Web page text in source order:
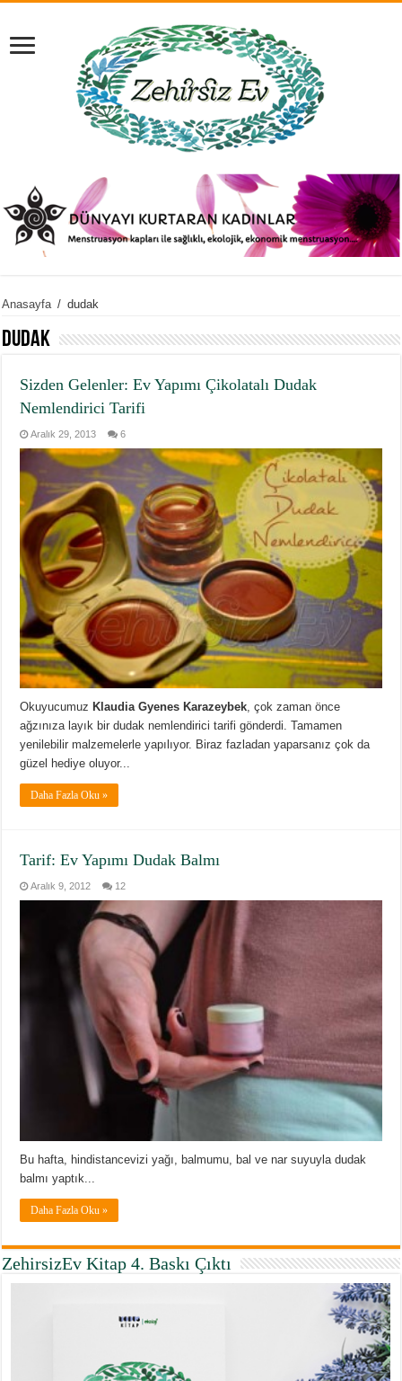
Anasayfa / dudak
dudak
Sizden Gelenler: Ev Yapımı Çikolatalı Dudak
Nemlendirici Tarifi
Aralık 29, 2013 6
Okuyucumuz Klaudia Gyenes Karazeybek, çok zaman önce
ağzınıza layık bir dudak nemlendirici tarifi gönderdi. Tamamen
yenilebilir malzemelerle yapılıyor. Biraz fazladan yaparsanız çok da
güzel hediye oluyor...
Daha Fazla Oku »
Tarif: Ev Yapımı Dudak Balmı
Aralık 9, 2012 12
Bu hafta, hindistancevizi yağı, balmumu, bal ve nar suyuyla dudak
balmı yaptık...
Daha Fazla Oku »
ZehirsizEv Kitap 4. Baskı Çıktı